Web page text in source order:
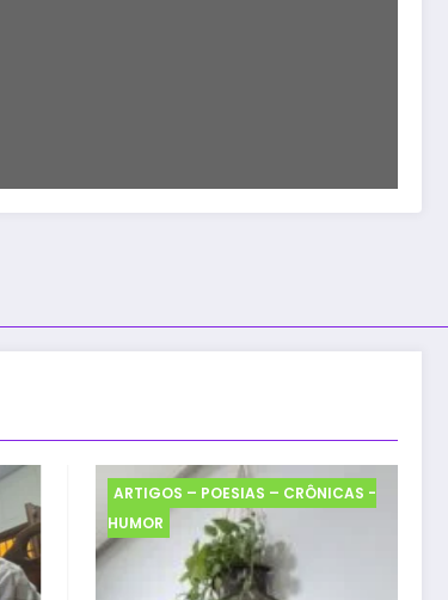
ARTIGOS – POESIAS – CRÔNICAS -
HUMOR